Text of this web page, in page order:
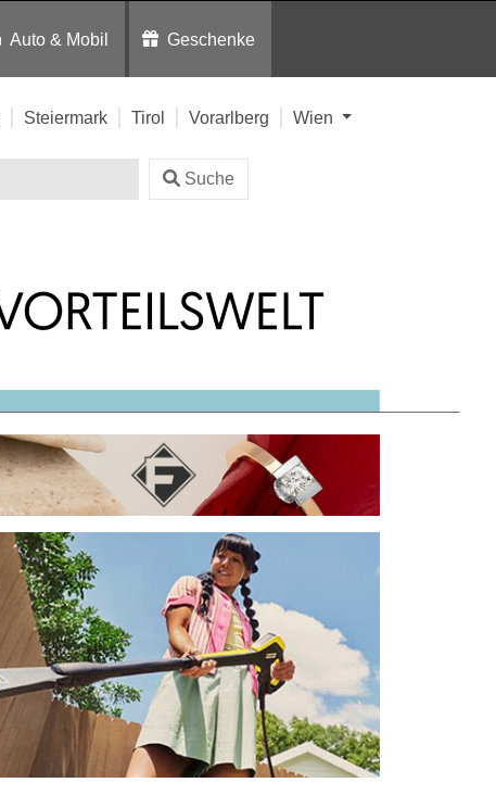
Auto & Mobil Geschenke
Steiermark Tirol Vorarlberg Wien
Suche